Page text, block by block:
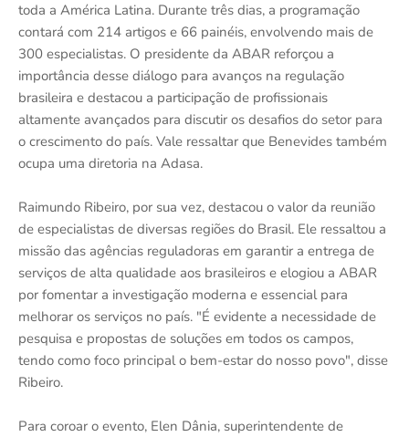
toda a América Latina. Durante três dias, a programação
contará com 214 artigos e 66 painéis, envolvendo mais de
300 especialistas. O presidente da ABAR reforçou a
importância desse diálogo para avanços na regulação
brasileira e destacou a participação de profissionais
altamente avançados para discutir os desafios do setor para
o crescimento do país. Vale ressaltar que Benevides também
ocupa uma diretoria na Adasa.
Raimundo Ribeiro, por sua vez, destacou o valor da reunião
de especialistas de diversas regiões do Brasil. Ele ressaltou a
missão das agências reguladoras em garantir a entrega de
serviços de alta qualidade aos brasileiros e elogiou a ABAR
por fomentar a investigação moderna e essencial para
melhorar os serviços no país. "É evidente a necessidade de
pesquisa e propostas de soluções em todos os campos,
tendo como foco principal o bem-estar do nosso povo", disse
Ribeiro.
Para coroar o evento, Elen Dânia, superintendente de